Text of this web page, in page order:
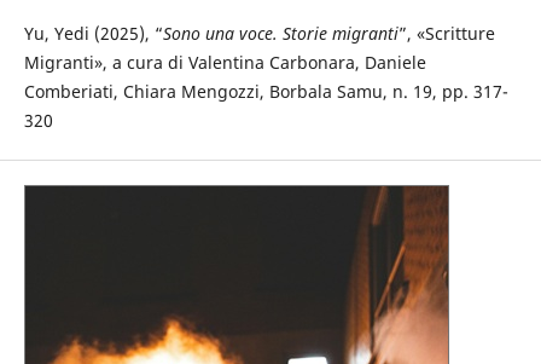
Yu, Yedi (2025), “Sono una voce. Storie migranti”, «Scritture
Migranti», a cura di Valentina Carbonara, Daniele
Comberiati, Chiara Mengozzi, Borbala Samu, n. 19, pp. 317-
320